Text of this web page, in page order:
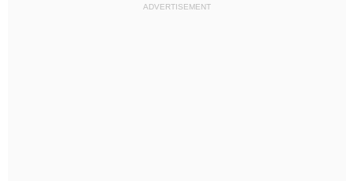
ADVERTISEMENT